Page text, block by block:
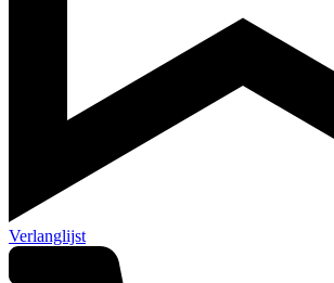
Verlanglijst